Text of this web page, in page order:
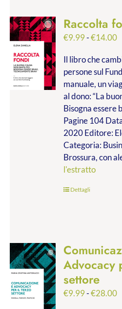
Raccolta
€9.99-€14.00
a
Il libro che
persone sul
manuale, un
al dono: “La
Bisogna essere
Pagine 104
2020 Editore:
Categoria:
Brossura, con
l'estratto
Dettagli
Advocacy
settore
€9.99-€28.00